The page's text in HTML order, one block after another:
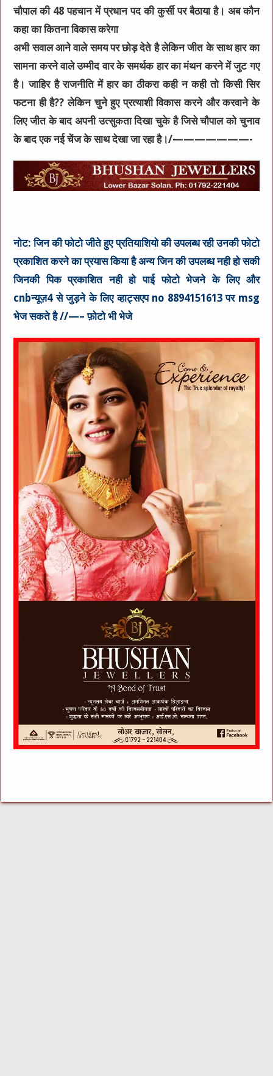
चौपाल की 48 पहचान में प्रधान पद की कुर्सी पर बैठाया है। अब कौन
कहा का कितना विकास करेगा
अभी सवाल आने वाले समय पर छोड़ देते है लेकिन जीत के साथ हार का
सामना करने वाले उम्मीद वार के समर्थक हार का मंथन करने में जुट गए
है। जाहिर है राजनीति में हार का ठीकरा कही न कही तो किसी सिर
फटना ही है?? लेकिन चुने हुए प्रत्याशी विकास करने और करवाने के
लिए जीत के बाद अपनी उत्सुकता दिखा चुके है जिसे चौपाल को चुनाव
के बाद एक नई चेंज के साथ देखा जा रहा है।/———————-
नोट: जिन की फोटो जीते हुए प्रतियाशियो की उपलब्ध रही उनकी फोटो
प्रकाशित करने का प्रयास किया है अन्य जिन की उपलब्ध नही हो सकी
जिनकी पिक प्रकाशित नही हो पाई फोटो भेजने के लिए और
cnbन्यूज़4 से जुड़ने के लिए व्हाट्सएप no 8894151613 पर msg
भेज सकते है //—– फ़ोटो भी भेजे